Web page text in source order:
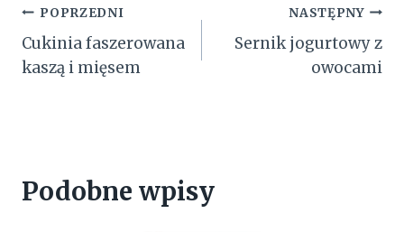
Nawigacja
wpisu
POPRZEDNI
Cukinia faszerowana
kaszą i mięsem
NASTĘPNY
Sernik jogurtowy z
owocami
Podobne wpisy